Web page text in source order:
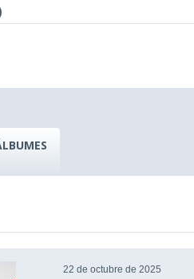
22 de octubre de 2025